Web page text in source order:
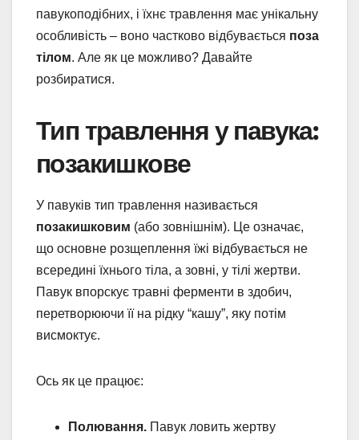
павукоподібних, і їхнє травлення має унікальну
особливість – воно частково відбувається поза
тілом. Але як це можливо? Давайте
розбиратися.
Тип травлення у павука:
позакишкове
У павуків тип травлення називається
позакишковим (або зовнішнім). Це означає,
що основне розщеплення їжі відбувається не
всередині їхнього тіла, а зовні, у тілі жертви.
Павук впорскує травні ферменти в здобич,
перетворюючи її на рідку “кашу”, яку потім
висмоктує.
Ось як це працює:
Полювання. Павук ловить жертву